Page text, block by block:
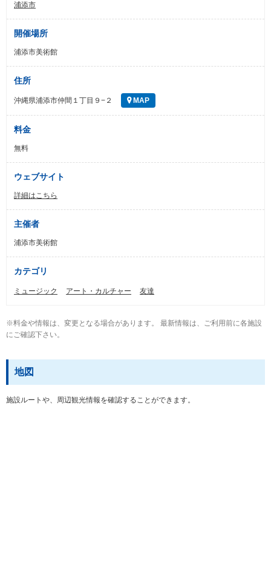
浦添市
開催場所
浦添市美術館
住所
沖縄県浦添市仲間１丁目９−２ MAP
料金
無料
ウェブサイト
詳細はこちら
主催者
浦添市美術館
カテゴリ
ミュージック アート・カルチャー 友達
※料金や情報は、変更となる場合があります。 最新情報は、ご利用前に各施設
にご確認下さい。
地図
施設ルートや、周辺観光情報を確認することができます。